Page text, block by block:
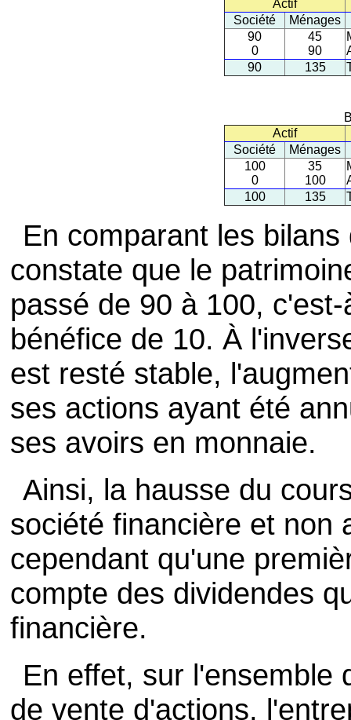
Actif
Société
Ménages
90
0
45
90
90
135
Actif
Société
Ménages
100
0
35
100
100
135
En comparant les
constate que le
passé de 90 à 100,
bénéfice de 10. À
est resté stable,
ses actions ayant été
ses avoirs en monnaie.
Ainsi, la hausse du
société financière et non
cependant qu'une
compte des dividendes
financière.
En effet, sur l'ensemble
de vente d'actions,